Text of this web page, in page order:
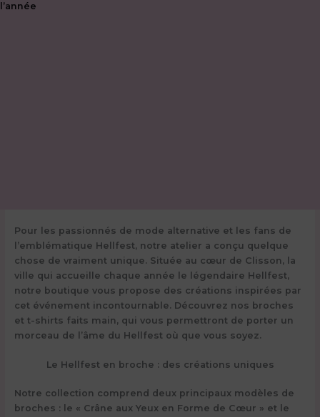
l’année
Pour les passionnés de mode alternative et les fans de
l’emblématique Hellfest, notre atelier a conçu quelque
chose de vraiment unique. Située au cœur de Clisson, la
ville qui accueille chaque année le légendaire Hellfest,
notre boutique vous propose des créations inspirées par
cet événement incontournable. Découvrez nos broches
et t-shirts faits main, qui vous permettront de porter un
morceau de l’âme du Hellfest où que vous soyez.
Le Hellfest en broche : des créations uniques
Notre collection comprend deux principaux modèles de
broches : le « Crâne aux Yeux en Forme de Cœur » et le